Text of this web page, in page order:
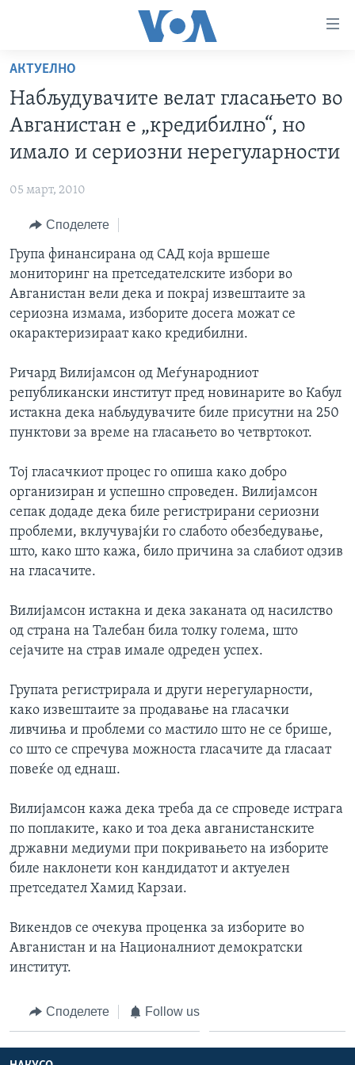
пристапност
Премини
на
главната
содржина
до
навигација
Пребарувај
ДОМА
РУБРИКИ
СВЕТ
ЕКОНОМИЈА
ПОЛИТИКА
ЗДРАВЈЕ
НАУКА
УМЕТНОСТ И ЗАБАВА
ИНТЕРВЈУА
АРХИВИРАНА ПРОГРАМА
NEWSFLASH - АРХИВА
ВЕСТИ ОД САД ВО МИНУТА - АРХИВА
ИЗБОРИ ВО САД 2020 - АРХИВА
ЗА НАС
Learning English
НАКУСО...
Јазици
АКТУЕЛНО
Набљудувачите велат гласањето во
Авганистан е „кредибилно“, но
имало и сериозни нерегуларности
05 март, 2010
Споделете
Група финансирана од САД која вршеше
мониторинг на претседателските избори во
Авганистан вели дека и покрај извештаите за
сериозна измама, изборите досега можат се
окарактеризираат како кредибилни.
Ричард Вилијамсон од Меѓународниот
републикански институт пред новинарите во Кабул
истакна дека набљудувачите биле присутни на 250
пунктови за време на гласањето во четвртокот.
Тој гласачкиот процес го опиша како добро
организиран и успешно спроведен. Вилијамсон
сепак додаде дека биле регистрирани сериозни
проблеми, вклучувајќи го слабото обезбедување,
што, како што кажа, било причина за слабиот одзив
на гласачите.
Вилијамсон истакна и дека заканата од насилство
од страна на Талебан била толку голема, што
сејачите на страв имале одреден успех.
Групата регистрирала и други нерегуларности,
како извештаите за продавање на гласачки
ливчиња и проблеми со мастило што не се брише,
со што се спречува можноста гласачите да гласаат
повеќе од еднаш.
Вилијамсон кажа дека треба да се спроведе истрага
по поплаките, како и тоа дека авганистанските
државни медиуми при покривањето на изборите
биле наклонети кон кандидатот и актуелен
претседател Хамид Карзаи.
Викендов се очекува проценка за изборите во
Авганистан и на Националниот демократски
институт.
Споделете Follow us